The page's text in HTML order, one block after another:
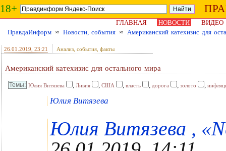
18+
ГЛАВНАЯ НОВОСТИ
ВИДЕО
ПравдаИнформ ≈ Новости, события ≈ Американский катехизис для
26.01.2019 , 23:21 Анализ, события, факты
Американский катехизис для остального мира
Юлия Витязева , Ливия , США , власть , дорога , золото ,
Юлия Витязева
Юлия Витязева ,